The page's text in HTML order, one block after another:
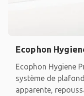
Ecophon
Ecophon Hygiene
système de
apparente,